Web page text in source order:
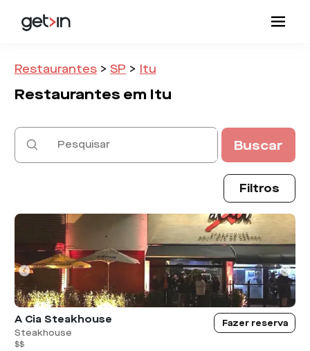
Restaurantes > SP > Itu
Restaurantes em Itu
Buscar
Filtros
A Cia Steakhouse
Steakhouse
$$
Fazer reserva